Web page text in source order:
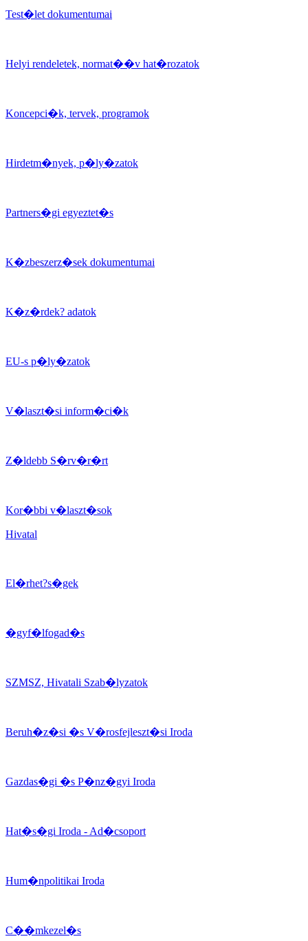
Test�let dokumentumai
Helyi rendeletek, normat��v hat�rozatok
Koncepci�k, tervek, programok
Hirdetm�nyek, p�ly�zatok
Partners�gi egyeztet�s
K�zbeszerz�sek dokumentumai
K�z�rdek? adatok
EU-s p�ly�zatok
V�laszt�si inform�ci�k
Z�ldebb S�rv�r�rt
Kor�bbi v�laszt�sok
Hivatal
El�rhet?s�gek
�gyf�lfogad�s
SZMSZ, Hivatali Szab�lyzatok
Beruh�z�si �s V�rosfejleszt�si Iroda
Gazdas�gi �s P�nz�gyi Iroda
Hat�s�gi Iroda - Ad�csoport
Hum�npolitikai Iroda
C��mkezel�s